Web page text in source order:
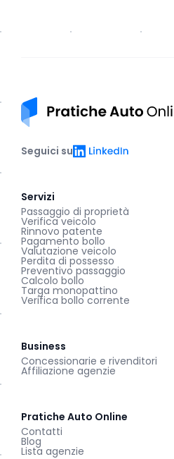
LinkedIn
Seguici su
Servizi
Passaggio di proprietà
Verifica veicolo
Rinnovo patente
Pagamento bollo
Valutazione veicolo
Perdita di possesso
Preventivo passaggio
Calcolo bollo
Targa monopattino
Verifica bollo corrente
Business
Concessionarie e rivenditori
Affiliazione agenzie
Pratiche Auto Online
Contatti
Blog
Lista agenzie